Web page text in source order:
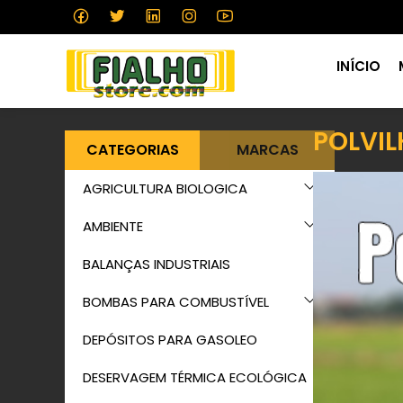
INÍCIO
CATEGORIAS MARCAS
AGRICULTURA BIOLOGICA
AMBIENTE
BALANÇAS INDUSTRIAIS
BOMBAS PARA COMBUSTÍVEL
DEPÓSITOS PARA GASOLEO
DESERVAGEM TÉRMICA ECOLÓGICA